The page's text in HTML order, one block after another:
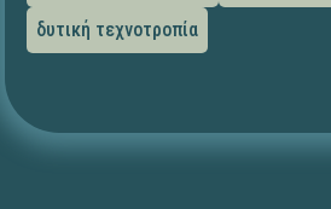
δυτική τεχνοτροπία